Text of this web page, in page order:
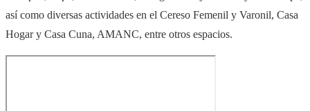
así como diversas actividades en el Cereso Femenil y Varonil, Casa
Hogar y Casa Cuna, AMANC, entre otros espacios.